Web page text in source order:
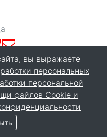
вы выражаете
персональных
персональной
файлов Cookie и